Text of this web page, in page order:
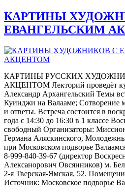
КАРТИНЫ
ЕВАНГЕЛЬСКИМ
КАРТИНЫ РУССКИХ
АКЦЕНТОМ Лекторий проведёт
Александр Архангельский Темы
Куинджи на Валааме; Сотворение
и ответы. Встреча состоится в
года с 14:30 до 16:30 в 1 классе
свободный Организаторы:
Германа Аляскинского,
при Московском подворье
8-999-840-39-67 (директор
Алексанорович Овсянников) м.
2-я Тверская-Ямская, 52.
Источник: Московское подворье